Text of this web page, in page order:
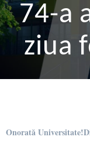
74-a
ziua
Onorată